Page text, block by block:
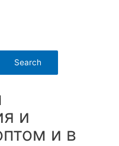
Search
и
и в